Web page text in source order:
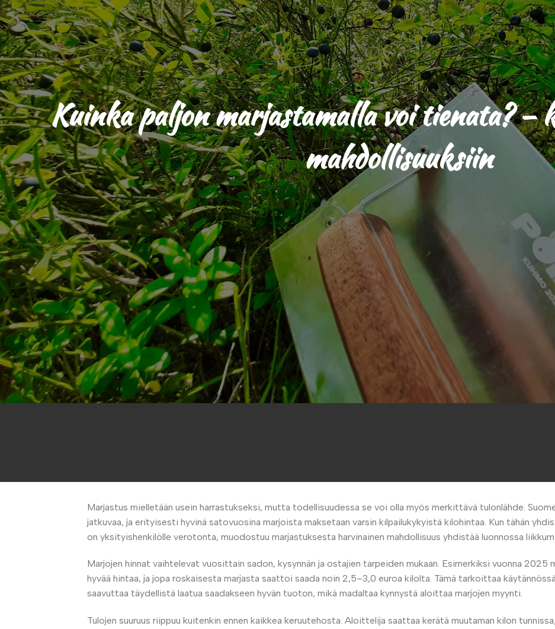
Kuinka paljon marjastamalla voi tienata? –
mahdollisuuksiin
Marjastus mielletään usein harrastukseksi, mutta todellisuudessa se voi olla myös merkittävä tulonlähde.
jatkuvaa, ja erityisesti hyvinä satovuosina marjoista maksetaan varsin kilpailukykyistä kilohintaa. Kun tähän
on yksityishenkilölle verotonta, muodostuu marjastuksesta harvinainen mahdollisuus yhdistää luonnossa
Marjojen hinnat vaihtelevat vuosittain sadon, kysynnän ja ostajien tarpeiden mukaan. Esimerkiksi vuonna
hyvää hintaa, ja jopa roskaisesta marjasta saattoi saada noin 2,5–3,0 euroa kilolta. Tämä tarkoittaa
saavuttaa täydellistä laatua saadakseen hyvän tuoton, mikä madaltaa kynnystä aloittaa marjojen myynti.
Tulojen suuruus riippuu kuitenkin ennen kaikkea keruutehosta. Aloittelija saattaa kerätä muutaman kilon